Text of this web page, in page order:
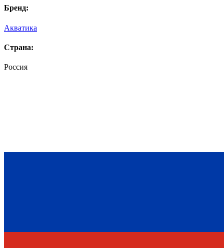
Бренд:
Акватика
Страна:
Россия